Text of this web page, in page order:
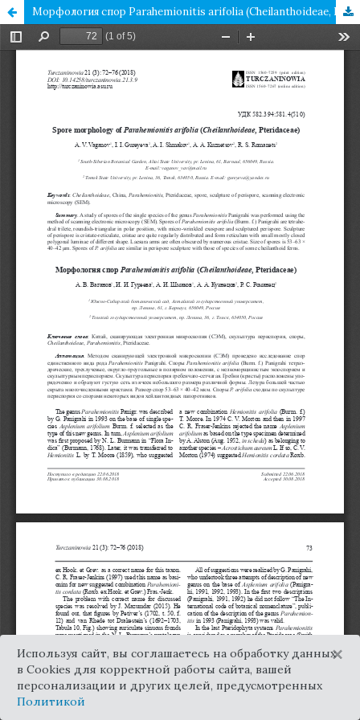
Морфология спор Parahemionitis arifolia (Cheilanthoideae, Pteridaceae)
Используя сайт, вы соглашаетесь на обработку данных
в Cookies для корректной работы сайта, вашей
персонализации и других целей, предусмотренных
Политикой
×